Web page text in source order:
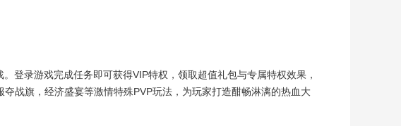
登录游戏完成任务即可获得VIP特权，领取超值礼包与专属特权效果，
战旗，经济盛宴等激情特殊PVP玩法，为玩家打造酣畅淋漓的热血大